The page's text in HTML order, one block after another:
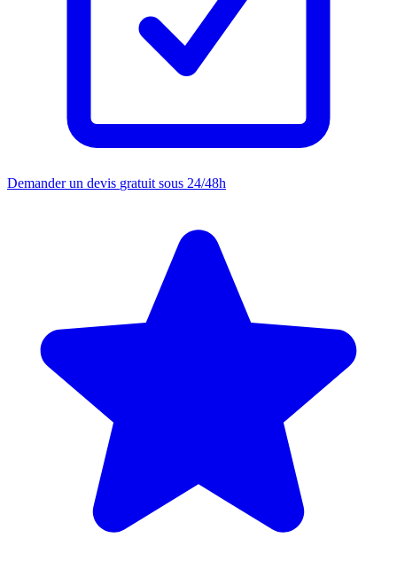
Demander un devis gratuit sous 24/48h